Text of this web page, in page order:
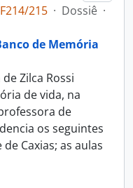
215 · Dossiê ·
de Memória
Zilca Rossi
de vida, na
de
os seguintes
Caxias; as aulas